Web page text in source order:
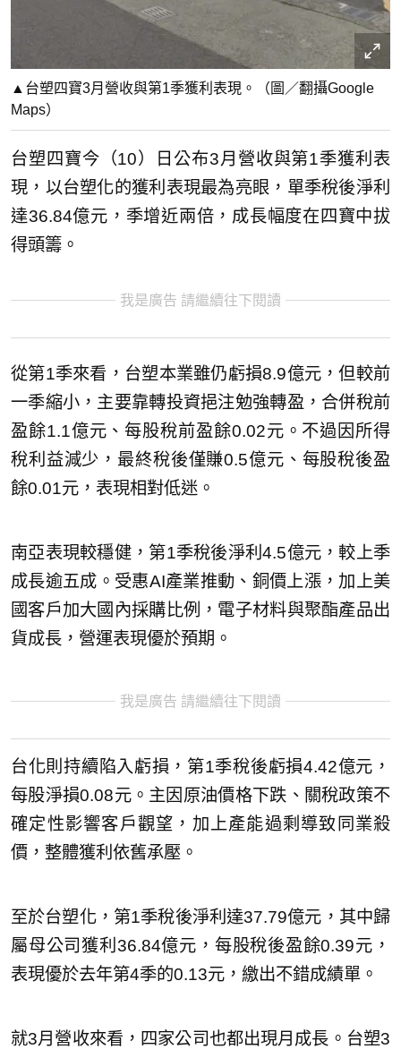
▲台塑四寶3月營收與第1季獲利表現。（圖／翻攝Google
Maps）
台塑四寶今（10）日公布3月營收與第1季獲利表
現，以台塑化的獲利表現最為亮眼，單季稅後淨利
達36.84億元，季增近兩倍，成長幅度在四寶中拔
得頭籌。
我是廣告 請繼續往下閱讀
從第1季來看，台塑本業雖仍虧損8.9億元，但較前
一季縮小，主要靠轉投資挹注勉強轉盈，合併稅前
盈餘1.1億元、每股稅前盈餘0.02元。不過因所得
稅利益減少，最終稅後僅賺0.5億元、每股稅後盈
餘0.01元，表現相對低迷。
南亞表現較穩健，第1季稅後淨利4.5億元，較上季
成長逾五成。受惠AI產業推動、銅價上漲，加上美
國客戶加大國內採購比例，電子材料與聚酯產品出
貨成長，營運表現優於預期。
我是廣告 請繼續往下閱讀
台化則持續陷入虧損，第1季稅後虧損4.42億元，
每股淨損0.08元。主因原油價格下跌、關稅政策不
確定性影響客戶觀望，加上產能過剩導致同業殺
價，整體獲利依舊承壓。
至於台塑化，第1季稅後淨利達37.79億元，其中歸
屬母公司獲利36.84億元，每股稅後盈餘0.39元，
表現優於去年第4季的0.13元，繳出不錯成績單。
就3月營收來看，四家公司也都出現月成長。台塑3